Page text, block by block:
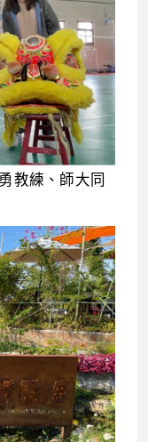
教練、師大同